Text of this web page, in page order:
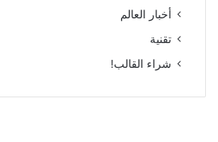
أخبار العالم
تقنية
شراء القالب!